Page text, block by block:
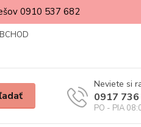
0910 537 682
Neviete si
0917
PO - PIA